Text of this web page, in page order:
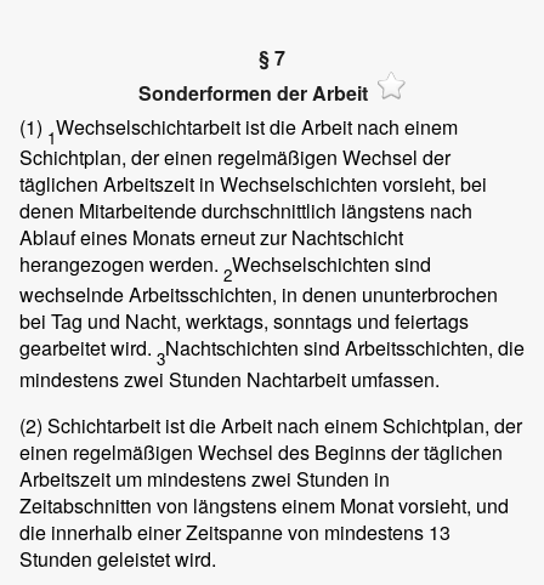
§ 7
Sonderformen der Arbeit
(1) 1Wechselschichtarbeit ist die Arbeit nach einem
Schichtplan, der einen regelmäßigen Wechsel der
täglichen Arbeitszeit in Wechselschichten vorsieht, bei
denen Mitarbeitende durchschnittlich längstens nach
Ablauf eines Monats erneut zur Nachtschicht
herangezogen werden. 2Wechselschichten sind
wechselnde Arbeitsschichten, in denen ununterbrochen
bei Tag und Nacht, werktags, sonntags und feiertags
gearbeitet wird. 3Nachtschichten sind Arbeitsschichten, die
mindestens zwei Stunden Nachtarbeit umfassen.
(2) Schichtarbeit ist die Arbeit nach einem Schichtplan, der
einen regelmäßigen Wechsel des Beginns der täglichen
Arbeitszeit um mindestens zwei Stunden in
Zeitabschnitten von längstens einem Monat vorsieht, und
die innerhalb einer Zeitspanne von mindestens 13
Stunden geleistet wird.